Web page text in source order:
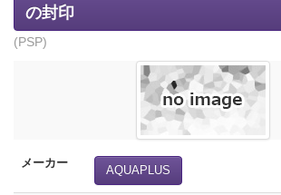
の封印
(PSP)
メーカー
AQUAPLUS